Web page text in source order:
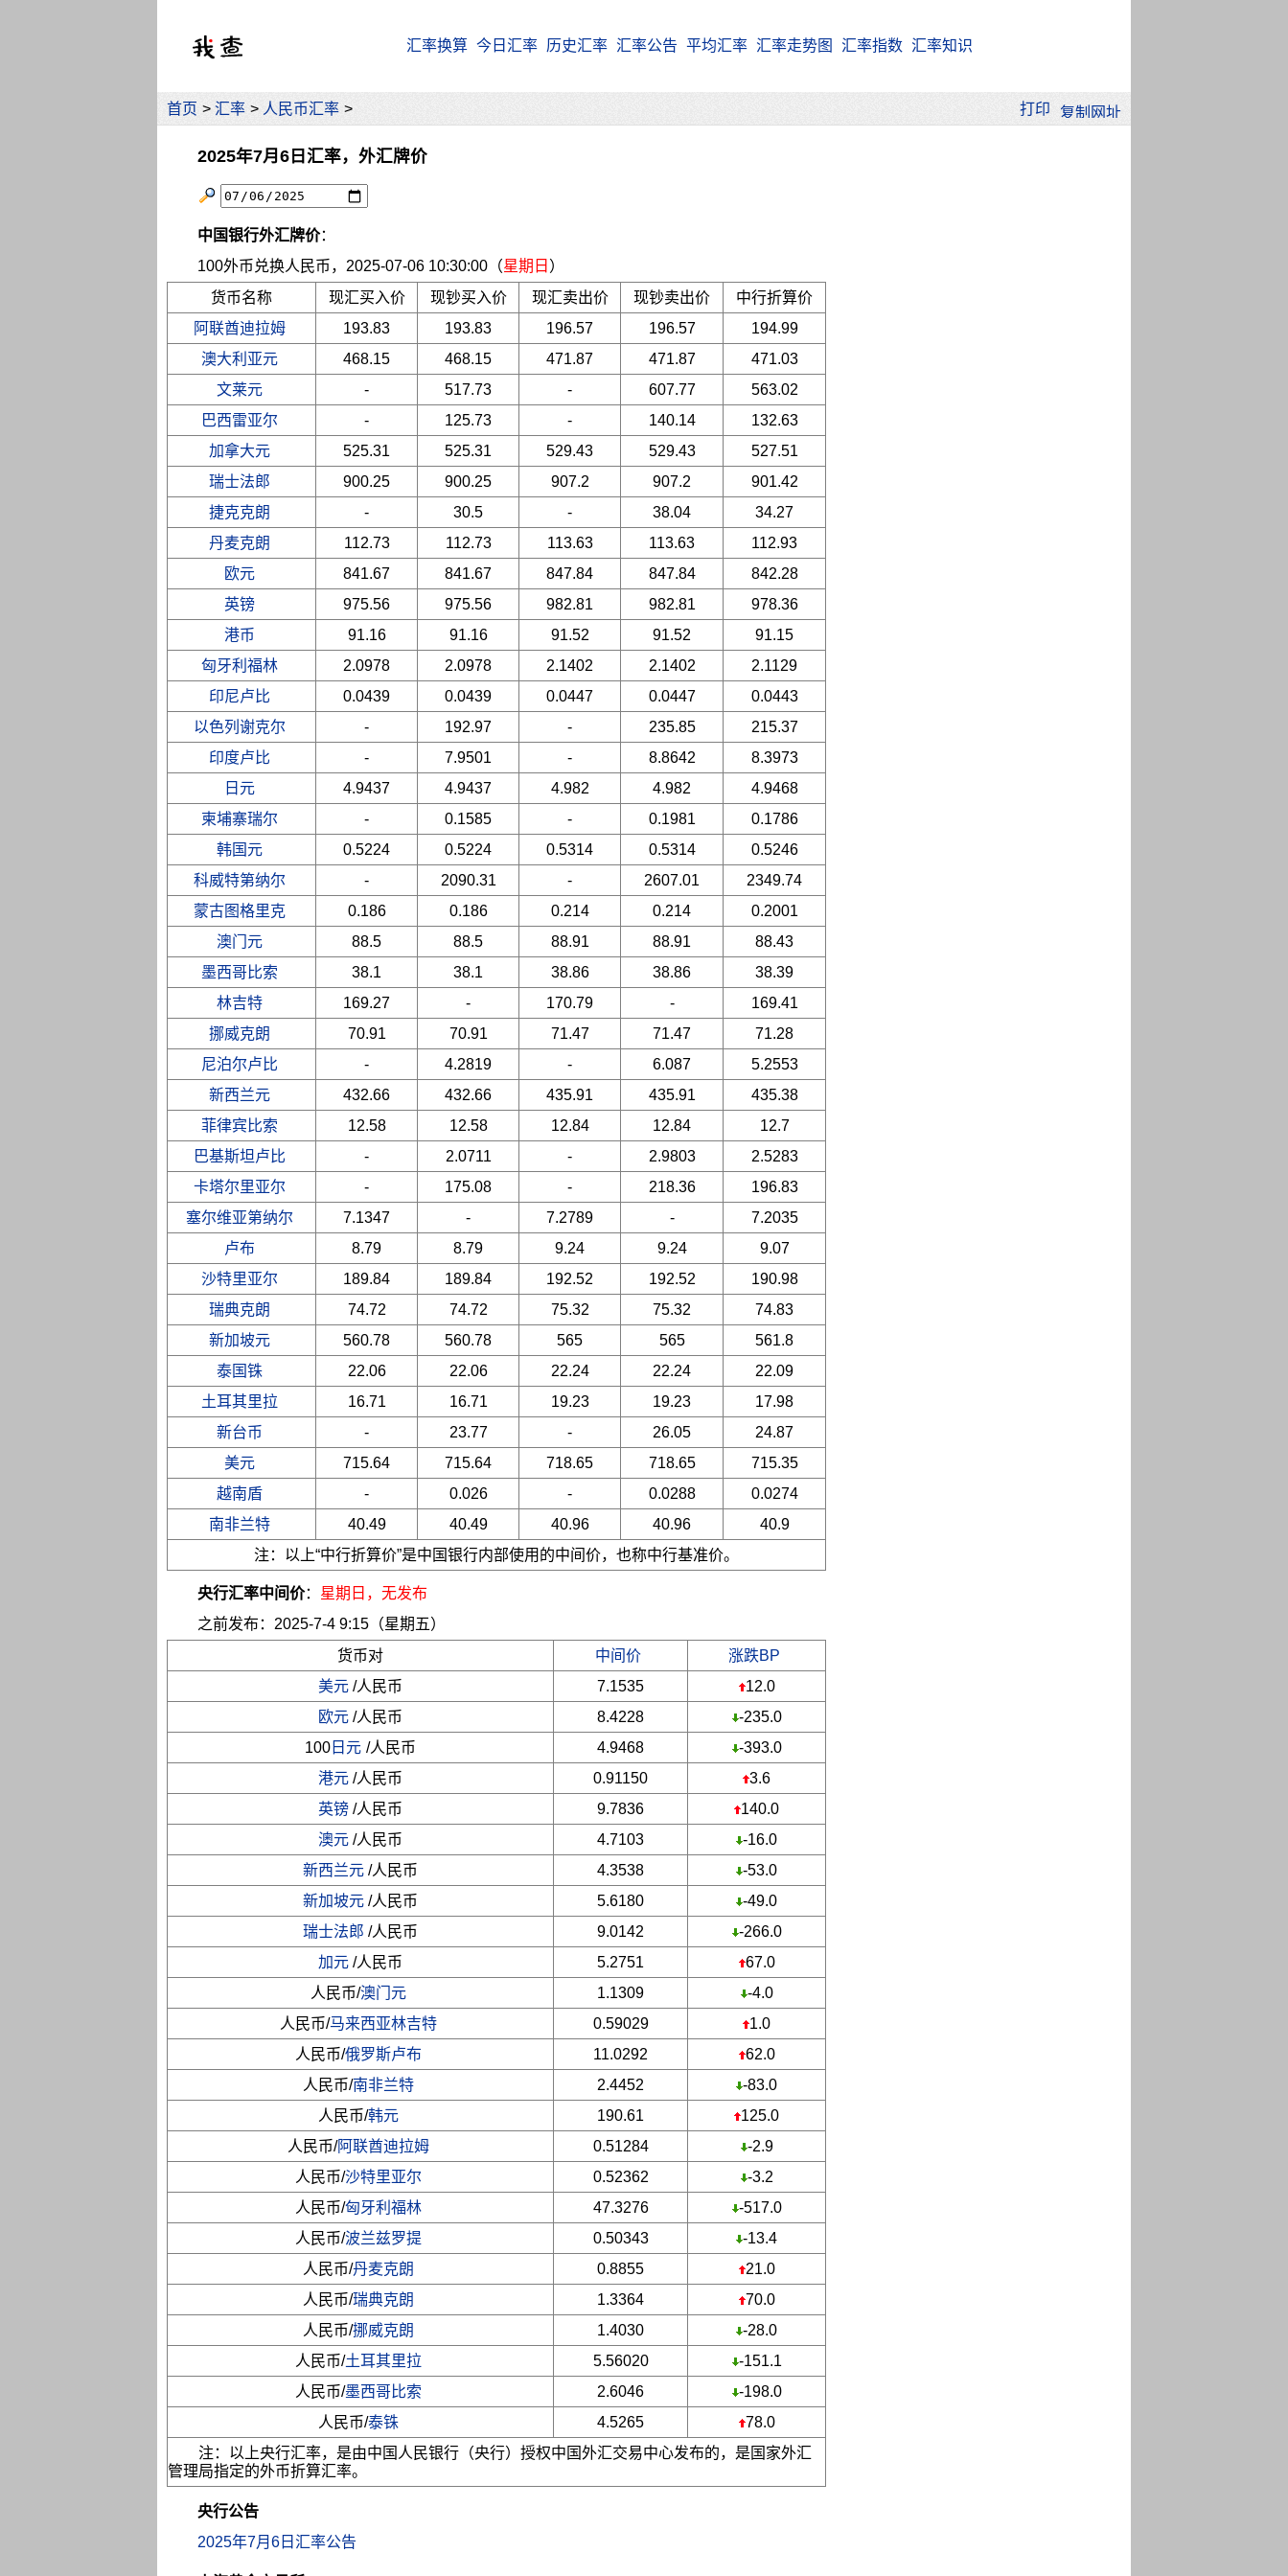
汇率换算 今日汇率 历史汇率 汇率公告 平均汇率 汇率走势图 汇率指数 汇率知识
首页 > 汇率 > 人民币汇率 > 打印
2025年7月6日汇率，外汇牌价
中国银行外汇牌价：
100外币兑换人民币，2025-07-06 10:30:00（星期日 ）
货币名称
现汇买入价 现钞买入价 现汇卖出价 现钞卖出价
中行折算价
阿联酋迪拉姆
193.83 193.83 196.57 196.57
194.99
澳大利亚元
468.15 468.15 471.87 471.87
471.03
文莱元
- 517.73 - 607.77
563.02
巴西雷亚尔
- 125.73 - 140.14
132.63
加拿大元
525.31 525.31 529.43 529.43
527.51
瑞士法郎
900.25 900.25 907.2 907.2
901.42
捷克克朗
- 30.5 - 38.04
34.27
丹麦克朗
112.73 112.73 113.63 113.63
112.93
欧元
841.67 841.67 847.84 847.84
842.28
英镑
975.56 975.56 982.81 982.81
978.36
港币
91.16 91.16 91.52 91.52
91.15
匈牙利福林
2.0978 2.0978 2.1402 2.1402
2.1129
印尼卢比
0.0439 0.0439 0.0447 0.0447
0.0443
以色列谢克尔
- 192.97 - 235.85
215.37
印度卢比
- 7.9501 - 8.8642
8.3973
日元
4.9437 4.9437 4.982 4.982
4.9468
柬埔寨瑞尔
- 0.1585 - 0.1981
0.1786
韩国元
0.5224 0.5224 0.5314 0.5314
0.5246
科威特第纳尔
- 2090.31 - 2607.01
2349.74
蒙古图格里克
0.186 0.186 0.214 0.214
0.2001
澳门元
88.5 88.5 88.91 88.91
88.43
墨西哥比索
38.1 38.1 38.86 38.86
38.39
林吉特
169.27 - 170.79 -
169.41
挪威克朗
70.91 70.91 71.47 71.47
71.28
尼泊尔卢比
- 4.2819 - 6.087
5.2553
新西兰元
432.66 432.66 435.91 435.91
435.38
菲律宾比索
12.58 12.58 12.84 12.84
12.7
巴基斯坦卢比
- 2.0711 - 2.9803
2.5283
卡塔尔里亚尔
- 175.08 - 218.36
196.83
塞尔维亚第纳尔
7.1347 - 7.2789 -
7.2035
卢布
8.79 8.79 9.24 9.24
9.07
沙特里亚尔
189.84 189.84 192.52 192.52
190.98
瑞典克朗
74.72 74.72 75.32 75.32
74.83
新加坡元
560.78 560.78 565 565
561.8
泰国铢
22.06 22.06 22.24 22.24
22.09
土耳其里拉
16.71 16.71 19.23 19.23
17.98
新台币
- 23.77 - 26.05
24.87
美元
715.64 715.64 718.65 718.65
715.35
越南盾
- 0.026 - 0.0288
0.0274
南非兰特
40.49 40.49 40.96 40.96
40.9
注：以上“中行折算价”是中国银行内部使用的中间价，也称中行基准价。
央行汇率中间价： 星期日 ，无发布
之前发布：2025-7-4 9:15（星期五）
货币对
中间价
涨跌BP
美元 /人民币 7.1535
12.0
欧元 /人民币 8.4228
-235.0
100 日元 /人民币 4.9468
-393.0
港元 /人民币 0.91150
3.6
英镑 /人民币 9.7836
140.0
澳元 /人民币 4.7103
-16.0
新西兰元 /人民币 4.3538
-53.0
新加坡元 /人民币 5.6180
-49.0
瑞士法郎 /人民币 9.0142
-266.0
加元 /人民币 5.2751
67.0
人民币/澳门元 1.1309
-4.0
人民币/马来西亚林吉特 0.59029
1.0
人民币/俄罗斯卢布 11.0292
62.0
人民币/南非兰特 2.4452
-83.0
人民币/韩元 190.61
125.0
人民币/阿联酋迪拉姆 0.51284
-2.9
人民币/沙特里亚尔 0.52362
-3.2
人民币/匈牙利福林 47.3276
-517.0
人民币/波兰兹罗提 0.50343
-13.4
人民币/丹麦克朗 0.8855
21.0
人民币/瑞典克朗 1.3364
70.0
人民币/挪威克朗 1.4030
-28.0
人民币/土耳其里拉 5.56020
-151.1
人民币/墨西哥比索 2.6046
-198.0
人民币/泰铢 4.5265
78.0
注：以上央行汇率，是由中国人民银行（央行）授权中国外汇交易中心发布的，是国家外汇
管理局指定的外币折算汇率。
央行公告
2025年7月6日汇率公告